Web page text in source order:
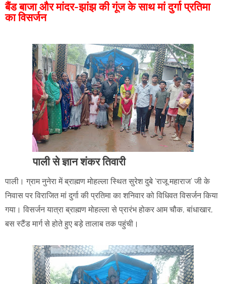
बैंड बाजा और मांदर-झांझ की गूंज के साथ मां दुर्गा प्रतिमा
का विसर्जन
पाली से ज्ञान शंकर तिवारी
पाली। ग्राम नुनेरा में ब्राह्मण मोहल्ला स्थित सुरेश दुबे ‘राजू महाराज’ जी के
निवास पर विराजित मां दुर्गा की प्रतिमा का शनिवार को विधिवत विसर्जन किया
गया। विसर्जन यात्रा ब्राह्मण मोहल्ला से प्रारंभ होकर आम चौक, बांधाखार,
बस स्टैंड मार्ग से होते हुए बड़े तालाब तक पहुंची।